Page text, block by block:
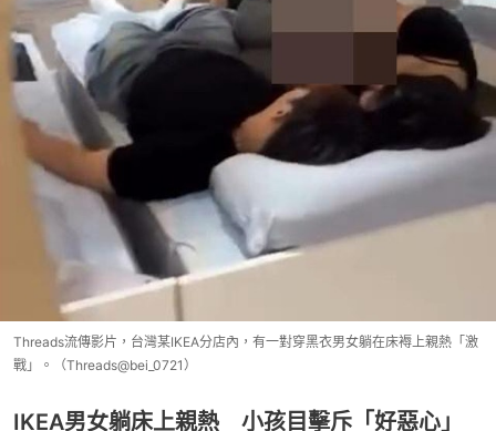
Threads流傳影片，台灣某IKEA分店內，有一對穿黑衣男女躺在床褥上親熱「激
戰」。（Threads@bei_0721）
IKEA男女躺床上親熱 小孩目擊斥「好惡心」